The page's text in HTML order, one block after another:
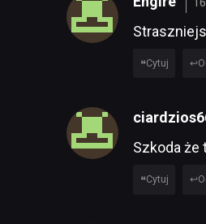
Cytuj
Szkoda że
Cytuj